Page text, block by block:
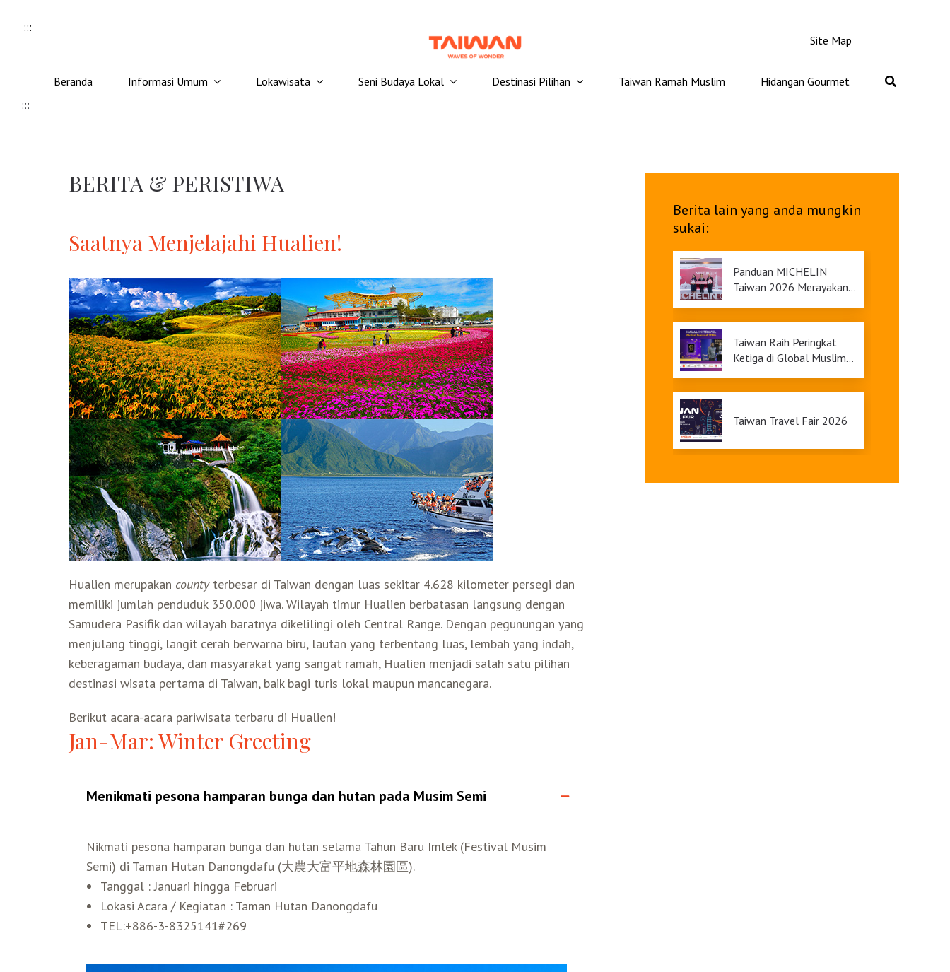
:::
Site Map
Beranda Informasi Umum Lokawisata Seni Budaya Lokal Destinasi Pilihan Taiwan Ramah Muslim
Hidangan Gourmet
:::
BERITA & PERISTIWA
Saatnya Menjelajahi Hualien!
Hualien merupakan countyterbesar di Taiwan dengan luas sekitar 4.628 kilometer persegi dan
memiliki jumlah penduduk 350.000 jiwa. Wilayah timur Hualien berbatasan langsung dengan
Samudera Pasifik dan wilayah baratnya dikelilingi oleh Central Range. Dengan pegunungan yang
menjulang tinggi, langit cerah berwarna biru, lautan yang terbentang luas, lembah yang indah,
keberagaman budaya, dan masyarakat yang sangat ramah, Hualien menjadi salah satu pilihan
destinasi wisata pertama di Taiwan, baik bagi turis lokal maupun mancanegara.
Berikut acara-acara pariwisata terbaru di Hualien!
Jan-Mar: Winter Greeting
Menikmati pesona hamparan bunga dan hutan pada Musim Semi
Nikmati pesona hamparan bunga dan hutan selama Tahun Baru Imlek (Festival Musim
Semi) di Taman Hutan Danongdafu (大農大富平地森林園區).
Tanggal : Januari hingga Februari
Lokasi Acara / Kegiatan : Taman Hutan Danongdafu
TEL:+886-3-8325141#269
Berita lain yang anda mungkin
sukai:
Panduan MICHELIN
Taiwan 2026 Merayakan
Taiwan Raih Peringkat
Ketiga di Global Muslim
Taiwan Travel Fair 2026
Upgrade Taiwan PASS Kini